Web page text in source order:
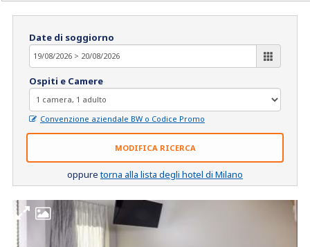
Date di soggiorno
Ospiti e Camere
Convenzione aziendale BW o Codice Promo
MODIFICA RICERCA
oppuretorna alla lista degli hotel di Milano